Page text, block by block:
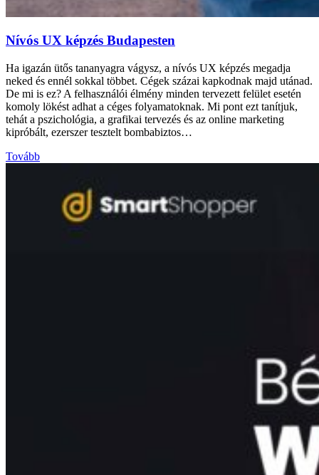
Nívós UX képzés Budapesten
Ha igazán ütős tananyagra vágysz, a nívós UX képzés megadja
neked és ennél sokkal többet. Cégek százai kapkodnak majd utánad.
De mi is ez? A felhasználói élmény minden tervezett felület esetén
komoly lökést adhat a céges folyamatoknak. Mi pont ezt tanítjuk,
tehát a pszichológia, a grafikai tervezés és az online marketing
kipróbált, ezerszer tesztelt bombabiztos…
Tovább